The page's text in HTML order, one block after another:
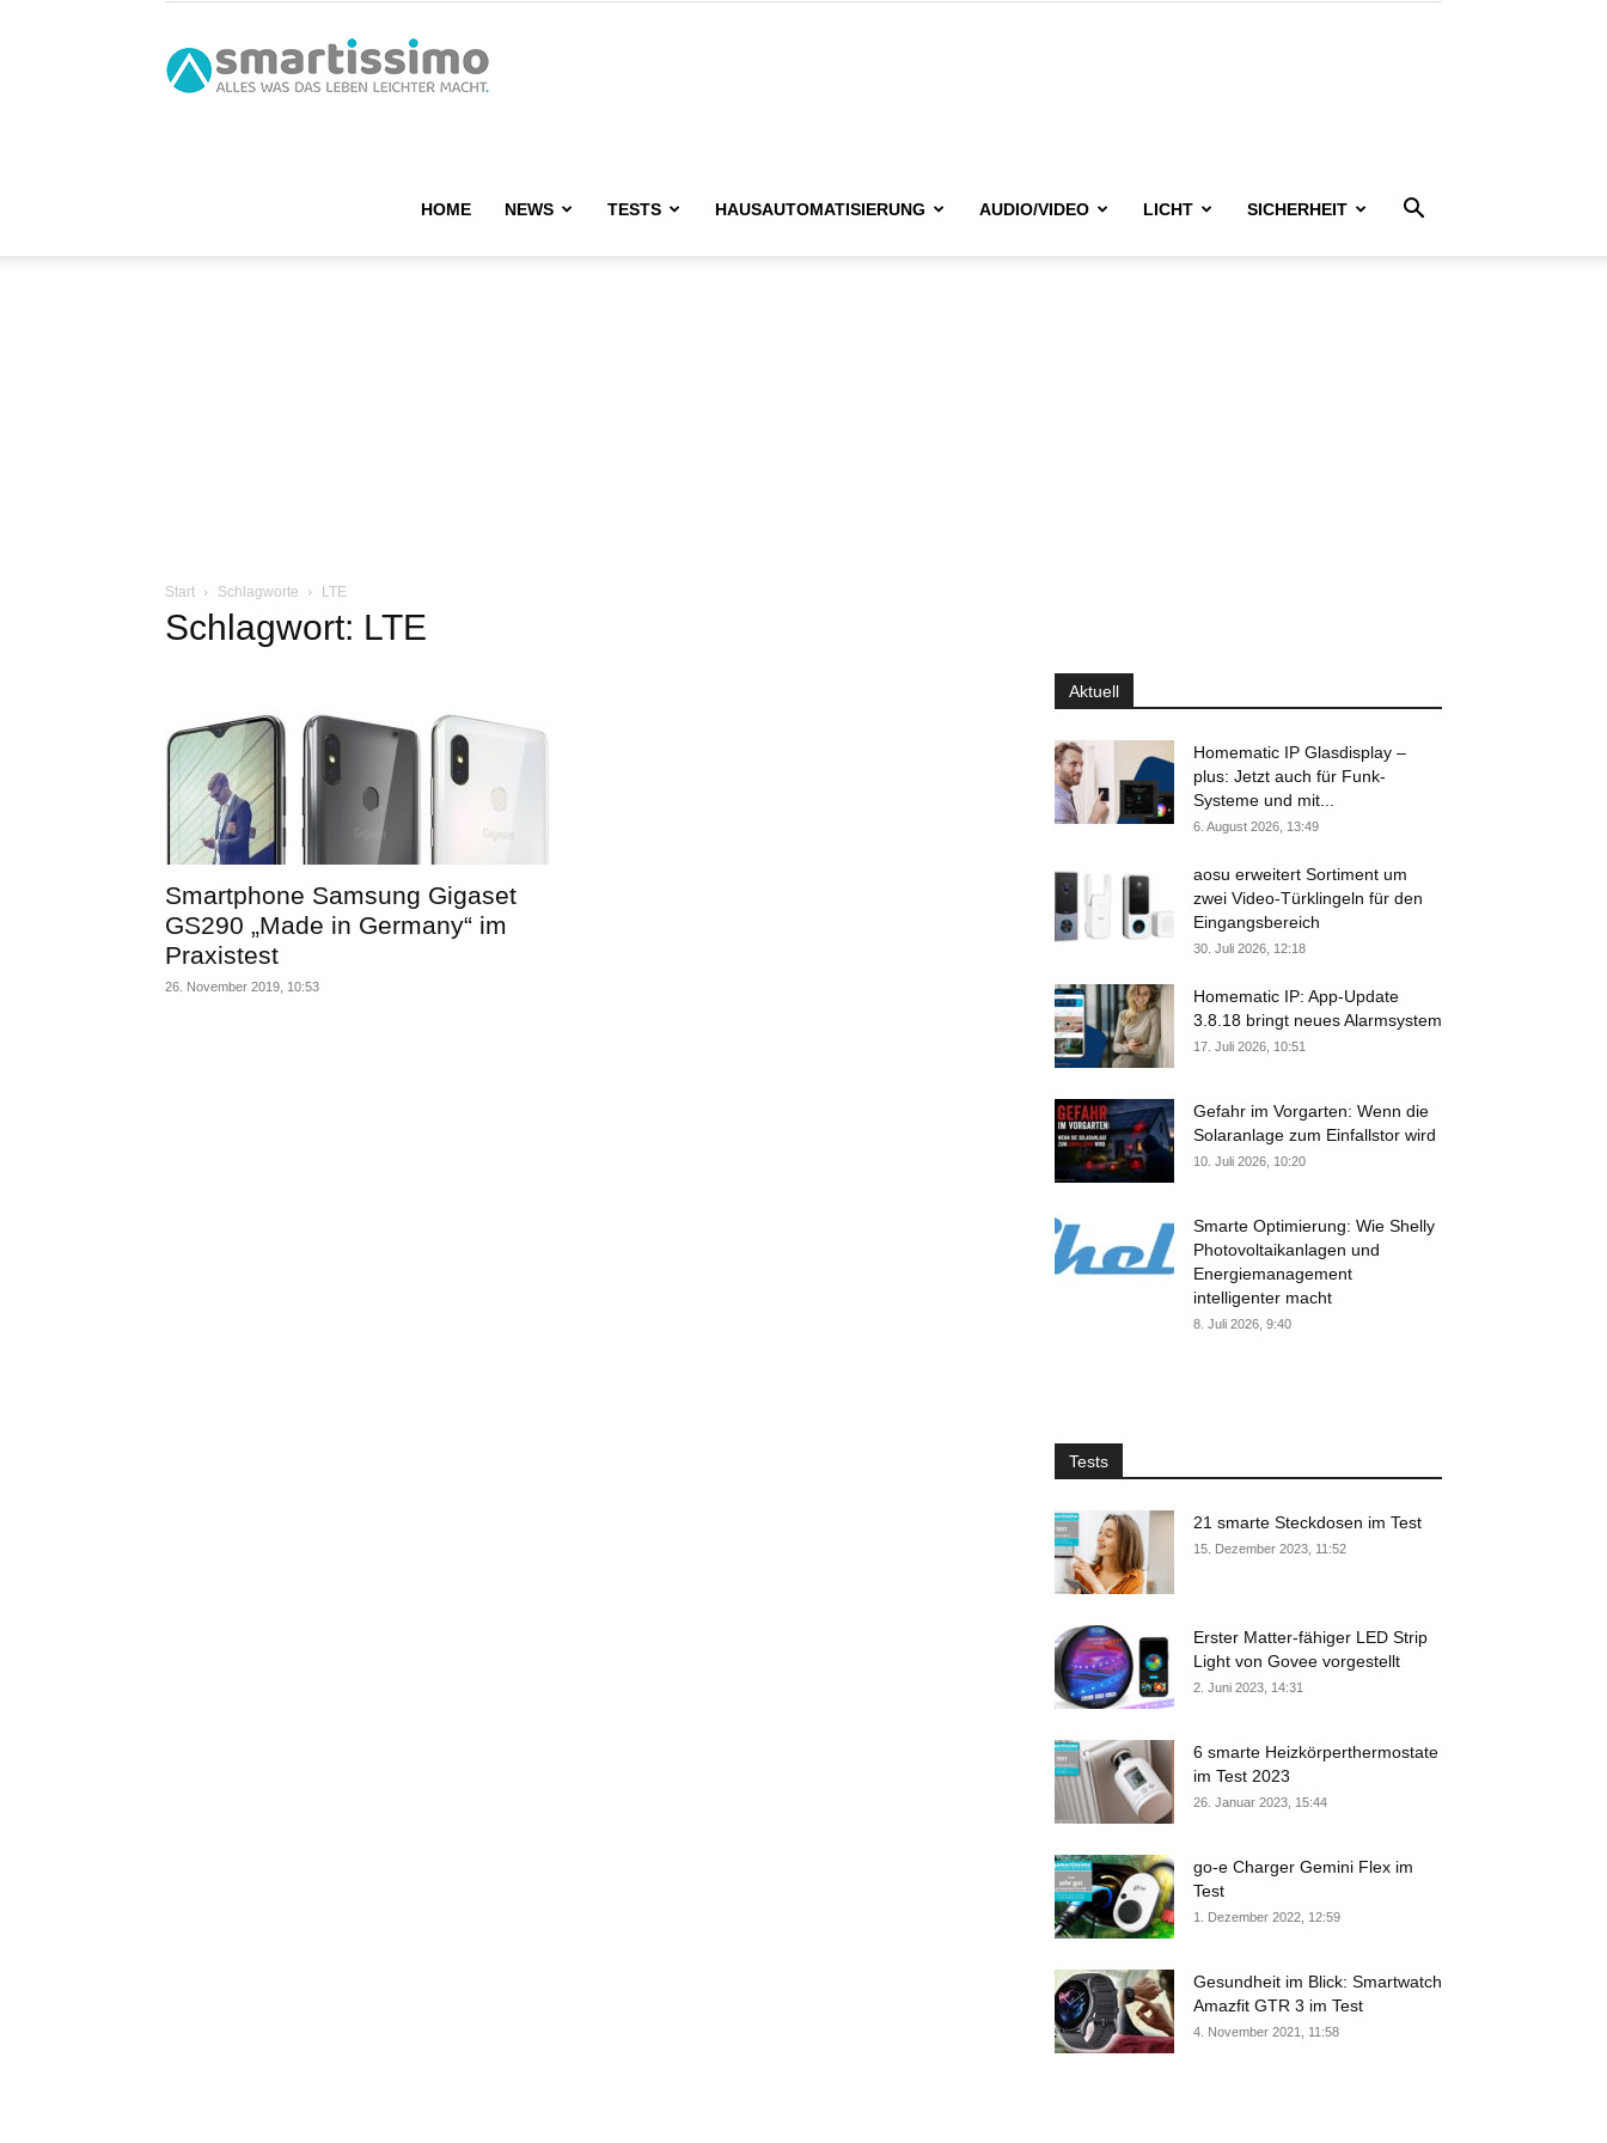
HOME NEWS TESTS HAUSAUTOMATISIERUNG AUDIO/VIDEO LICHT SICHERHEIT
Start Schlagworte LTE
Schlagwort: LTE
Smartphone Samsung Gigaset
GS290 „Made in Germany“ im
Praxistest
26. November 2019, 10:53
Aktuell
Homematic IP Glasdisplay –
plus: Jetzt auch für Funk-
Systeme und mit...
6. August 2026, 13:49
aosu erweitert Sortiment um
zwei Video-Türklingeln für den
Eingangsbereich
30. Juli 2026, 12:18
Homematic IP: App-Update
3.8.18 bringt neues Alarmsystem
17. Juli 2026, 10:51
Gefahr im Vorgarten: Wenn die
Solaranlage zum Einfallstor wird
10. Juli 2026, 10:20
Smarte Optimierung: Wie Shelly
Photovoltaikanlagen und
Energiemanagement
intelligenter macht
8. Juli 2026, 9:40
Tests
21 smarte Steckdosen im Test
15. Dezember 2023, 11:52
Erster Matter-fähiger LED Strip
Light von Govee vorgestellt
2. Juni 2023, 14:31
6 smarte Heizkörperthermostate
im Test 2023
26. Januar 2023, 15:44
go-e Charger Gemini Flex im
Test
1. Dezember 2022, 12:59
Gesundheit im Blick: Smartwatch
Amazfit GTR 3 im Test
4. November 2021, 11:58